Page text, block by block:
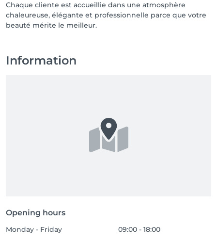
Chaque cliente est accueillie dans une atmosphère
chaleureuse, élégante et professionnelle parce que votre
Information
Opening hours
Monday - Friday 09:00 - 18:00